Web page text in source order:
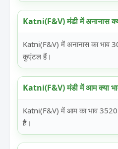
Katni(F&V) मंडी में अनानास
Katni(F&V) में अनानास का भाव
कुएंटल हैं।
Katni(F&V) मंडी में आम क्या
Katni(F&V) में आम का भाव
हैं।